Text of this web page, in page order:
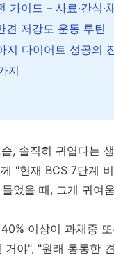
가이드 – 사료·간식·
견 저강도 운동 루틴
지 다이어트 성공의
지
, 솔직히 귀엽다는
"현재 BCS 7단계
었을 때, 그게 귀여
이상이 과체중
야", "원래 통통한